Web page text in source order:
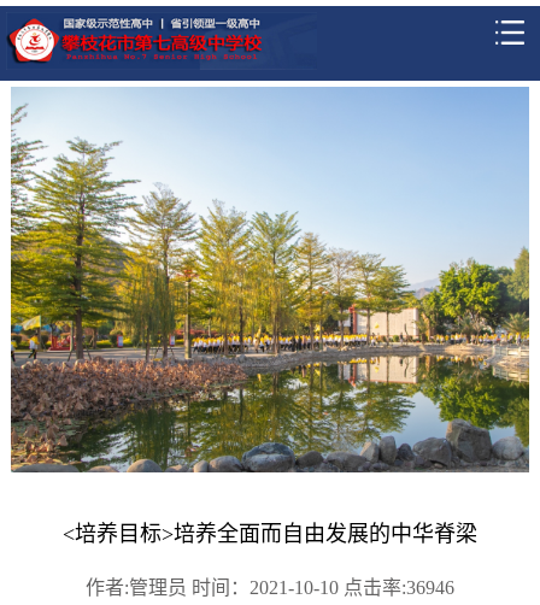
<培养目标>培养全面而自由发展的中华脊梁
作者:管理员 时间：2021-10-10 点击率:36946